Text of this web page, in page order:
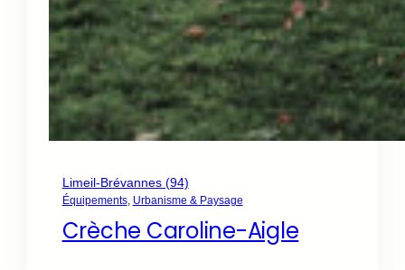
Limeil-Brévannes (94)
Équipements, Urbanisme & Paysage
Crèche Caroline-Aigle